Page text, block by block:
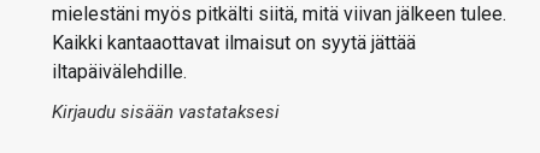
mielestäni myös pitkälti siitä, mitä viivan jälkeen tulee.
Kaikki kantaaottavat ilmaisut on syytä jättää
iltapäivälehdille.
Kirjaudu sisään vastataksesi